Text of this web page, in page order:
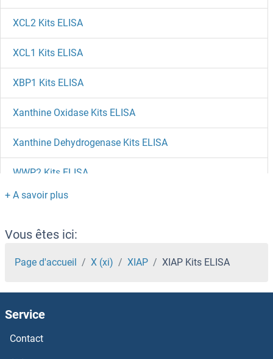
XCL2 Kits ELISA
XCL1 Kits ELISA
XBP1 Kits ELISA
Xanthine Oxidase Kits ELISA
Xanthine Dehydrogenase Kits ELISA
WWP2 Kits ELISA
WWOX Kits ELISA
WWC1 Kits ELISA
WTX Kits ELISA
WTIP Kits ELISA
WTAP Kits ELISA
Vous êtes ici:
Page d'accueil X (xi) XIAP XIAP Kits ELISA
Service
Contact